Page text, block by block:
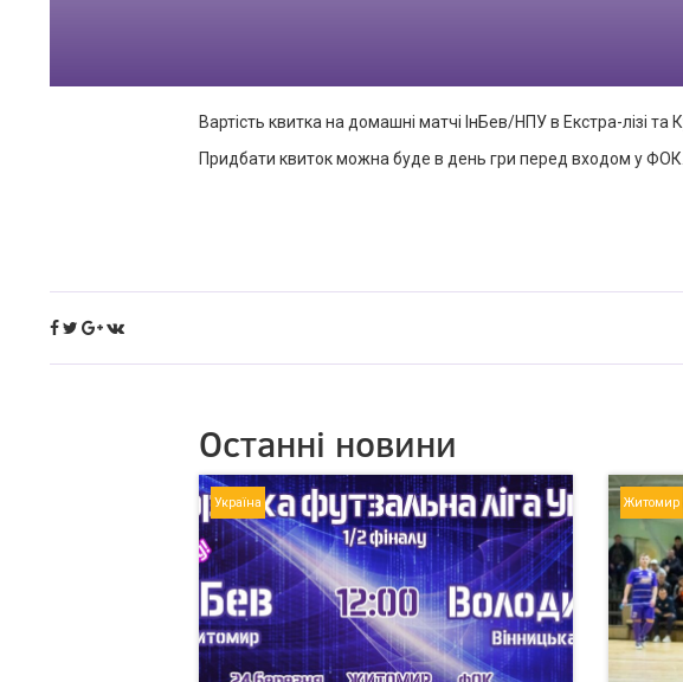
Вартість квитка на домашні матчі ІнБев/НПУ в Екстра-лізі та
Придбати квиток можна буде в день гри перед входом у ФОК.
Останні новини
Україна Житомир